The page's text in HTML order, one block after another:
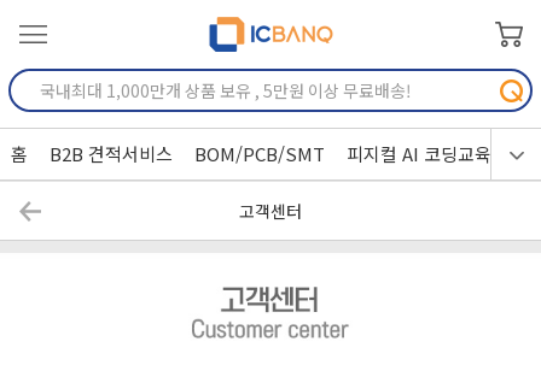
홈 B2B 견적서비스 BOM/PCB/SMT 피지컬 AI 코딩교육
고객센터